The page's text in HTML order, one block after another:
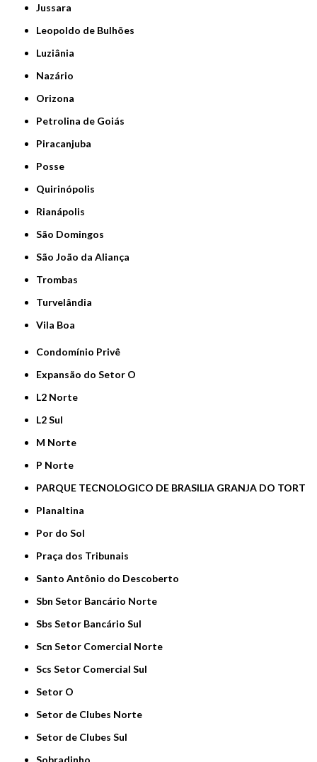
Jussara
Leopoldo de Bulhões
Luziânia
Nazário
Orizona
Petrolina de Goiás
Piracanjuba
Posse
Quirinópolis
Rianápolis
São Domingos
São João da Aliança
Trombas
Turvelândia
Vila Boa
Condomínio Privê
Expansão do Setor O
L2 Norte
L2 Sul
M Norte
P Norte
PARQUE TECNOLOGICO DE BRASILIA GRANJA DO TORT
Planaltina
Por do Sol
Praça dos Tribunais
Santo Antônio do Descoberto
Sbn Setor Bancário Norte
Sbs Setor Bancário Sul
Scn Setor Comercial Norte
Scs Setor Comercial Sul
Setor O
Setor de Clubes Norte
Setor de Clubes Sul
Sobradinho